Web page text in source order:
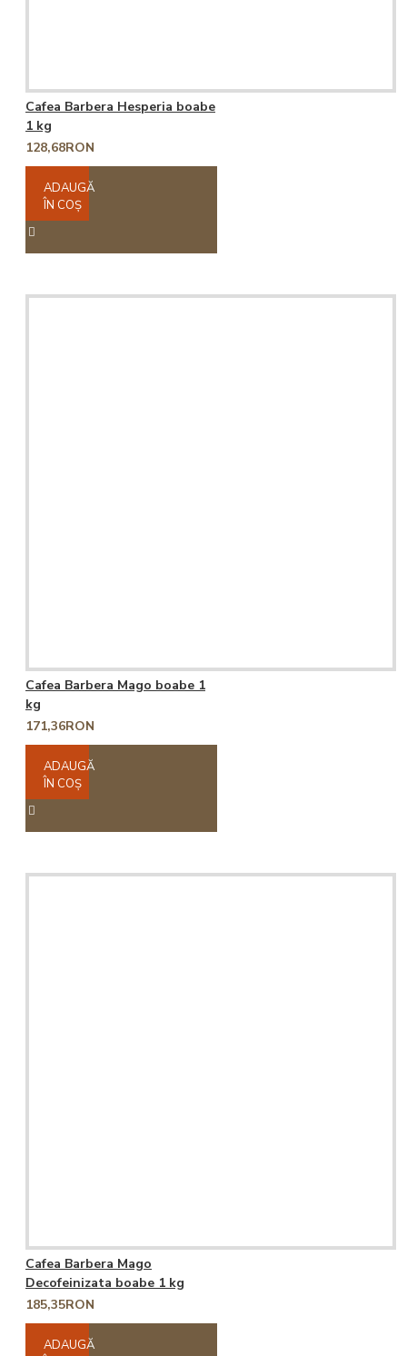
Cafea Barbera Hesperia boabe
1 kg
128,68RON
ADAUGĂ
ÎN COŞ
Cafea Barbera Mago boabe 1
kg
171,36RON
ADAUGĂ
ÎN COŞ
Cafea Barbera Mago
Decofeinizata boabe 1 kg
185,35RON
ADAUGĂ